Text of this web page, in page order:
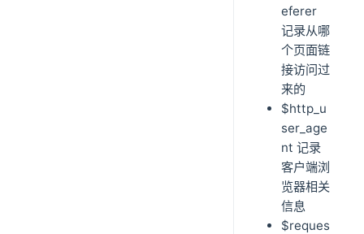
eferer
记录从哪
个页面链
接访问过
来的
$http_u
ser_age
nt 记录
客户端浏
览器相关
信息
$reques